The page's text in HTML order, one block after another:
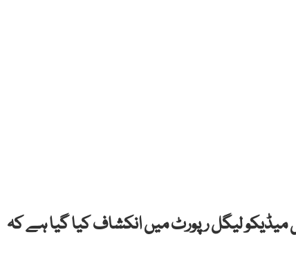
لیگل رپورٹ میں انکشاف کیا گیا ہے کہ